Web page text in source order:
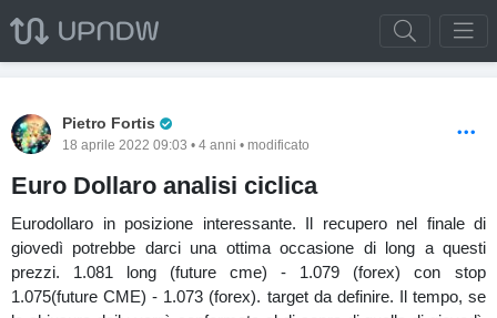
Pietro Fortis
18 aprile 2022 09:03 • 4 anni • modificato
Euro Dollaro analisi ciclica
Eurodollaro in posizione interessante. Il recupero nel finale di
giovedì potrebbe darci una ottima occasione di long a questi
prezzi. 1.081 long (future cme) - 1.079 (forex) con stop
1.075(future CME) - 1.073 (forex). target da definire. Il tempo, se